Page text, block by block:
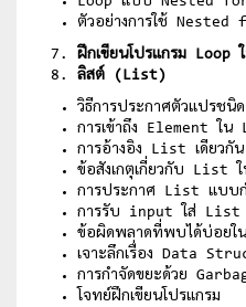
ตัวอย่างการใช้
ฝึกเขียนโปรแกรม Loop
ลิสต์ (List)
วิธีการประกาศตัวแปรช
การเข้าถึง Element ใ
การอ้างอิง List เดียวกัน
ข้อสังเกตุเกี่ยวกับ List
การประกาศ List แบบ
การรับ input ใส่ List
ข้อผิดพลาดที่พบได้บ่อยใ
เจาะลึกเรื่อง Data
การกำจัดขยะด้วย
โจทย์ฝึกเขียนโปรแกรม